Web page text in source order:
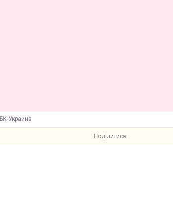
Украина
Поділитися: